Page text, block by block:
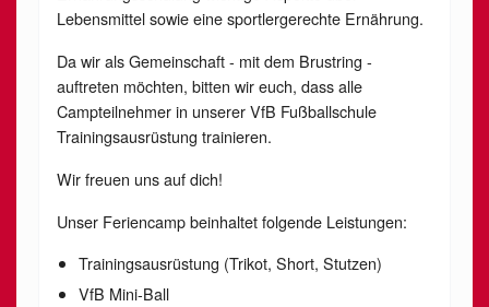
Lebensmittel sowie eine sportlergerechte Ernährung.
Da wir als Gemeinschaft - mit dem Brustring -
auftreten möchten, bitten wir euch, dass alle
Campteilnehmer in unserer VfB Fußballschule
Trainingsausrüstung trainieren.
Wir freuen uns auf dich!
Unser Feriencamp beinhaltet folgende Leistungen:
Trainingsausrüstung (Trikot, Short, Stutzen)
VfB Mini-Ball